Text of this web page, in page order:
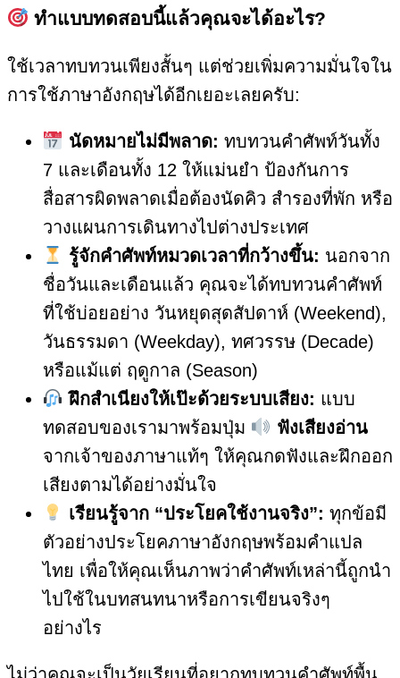
ทำแบบทดสอบนี้แล้วคุณจะได้อะไร?
ใช้เวลาทบทวนเพียงสั้นๆ แต่ช่วยเพิ่มความมั่นใจใน
การใช้ภาษาอังกฤษได้อีกเยอะเลยครับ:
นัดหมายไม่มีพลาด: ทบทวนคำศัพท์วันทั้ง
7 และเดือนทั้ง 12 ให้แม่นยำ ป้องกันการ
สื่อสารผิดพลาดเมื่อต้องนัดคิว สำรองที่พัก หรือ
วางแผนการเดินทางไปต่างประเทศ
รู้จักคำศัพท์หมวดเวลาที่กว้างขึ้น: นอกจาก
ชื่อวันและเดือนแล้ว คุณจะได้ทบทวนคำศัพท์
ที่ใช้บ่อยอย่าง วันหยุดสุดสัปดาห์ (Weekend),
วันธรรมดา (Weekday), ทศวรรษ (Decade)
หรือแม้แต่ ฤดูกาล (Season)
ฝึกสำเนียงให้เป๊ะด้วยระบบเสียง: แบบ
ทดสอบของเรามาพร้อมปุ่ม
ฟังเสียงอ่าน
จากเจ้าของภาษาแท้ๆ ให้คุณกดฟังและฝึกออก
เสียงตามได้อย่างมั่นใจ
เรียนรู้จาก “ประโยคใช้งานจริง”: ทุกข้อมี
ตัวอย่างประโยคภาษาอังกฤษพร้อมคำแปล
ไทย เพื่อให้คุณเห็นภาพว่าคำศัพท์เหล่านี้ถูกนำ
ไปใช้ในบทสนทนาหรือการเขียนจริงๆ
อย่างไร